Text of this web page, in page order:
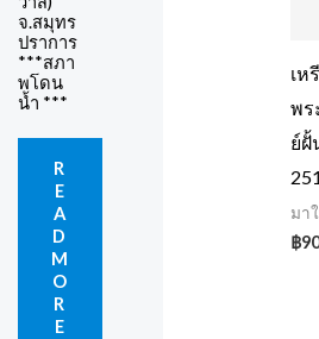
จ.สมุทร
ปราการ
***สภา
พโดน
น้ำ ***
R
E
A
D
M
O
R
E
เห
พร
ย์ฝั้
มา
฿